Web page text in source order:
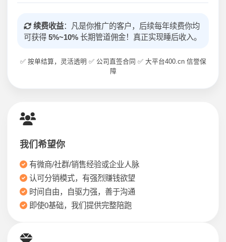
续费收益：凡是你推广的客户，后续每年续费你均
可获得 5%~10%长期管道佣金！真正实现睡后收入。
✅ 按单结算，灵活透明 ✅ 公司直签合同 ✅ 大平台400.cn 信誉保
障
我们希望你
有微商/社群/销售经验或企业人脉
认可分销模式，有强烈赚钱欲望
时间自由，自驱力强，善于沟通
即使0基础，我们提供完整陪跑